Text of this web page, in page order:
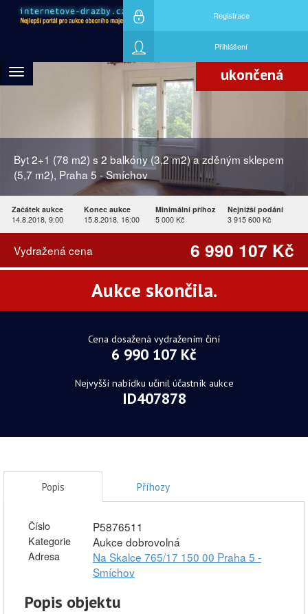
Registrace
Přihlášení
Nejvyšší nabídku učinil účastník aukce
Toggle
ukončená
Byt 2+1 (78 m2) s 2 balkóny (3,2 m2) a zděným sklepem
(5,7 m2), Praha 5 - Smíchov
Začátek aukce
14.8.2018, 9:00
Konec aukce
15.8.2018, 16:00
Minimální příhoz
5 000 Kč
Nejnižší podání
3 915 600 Kč
Vydražená cena
6 990 107 Kč
Aukce skončila.
Cena dosažená vydražením činí
6 990 107 Kč
Nejvyšší nabídku učinil účastník aukce
ID407878
Popis Příhozy
Číslo P5876511
Kategorie Aukce dobrovolná
Adresa
Na Skalce 765/17 150 00 Praha 5 -
Smíchov
Popis objektu